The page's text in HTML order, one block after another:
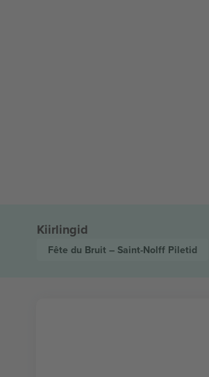
Kiirlingid
Fête du Bruit – Saint-Nolff Piletid